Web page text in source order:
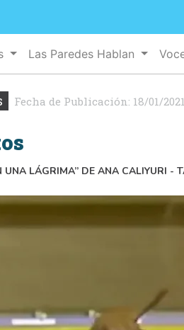
Las Paredes Hablan
Fecha de Publicación: 18/01/2021
UNA LÁGRIMA” DE ANA CALIYURI -